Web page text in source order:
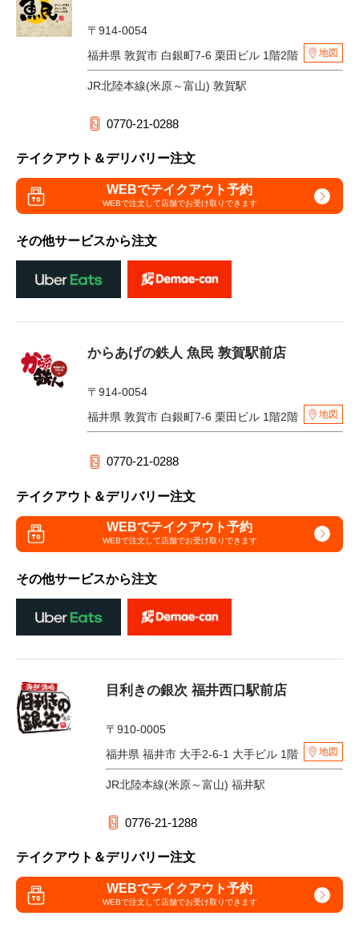
〒914-0054
福井県 敦賀市 白銀町7-6 栗田ビル 1階2階
地図
JR北陸本線(米原～富山) 敦賀駅
0770-21-0288
テイクアウト＆デリバリー注文
WEBでテイクアウト予約
WEBで注文して店舗でお受け取りできます
その他サービスから注文
からあげの鉄人 魚民 敦賀駅前店
〒914-0054
福井県 敦賀市 白銀町7-6 栗田ビル 1階2階
地図
0770-21-0288
テイクアウト＆デリバリー注文
WEBでテイクアウト予約
WEBで注文して店舗でお受け取りできます
その他サービスから注文
目利きの銀次 福井西口駅前店
〒910-0005
福井県 福井市 大手2-6-1 大手ビル 1階
地図
JR北陸本線(米原～富山) 福井駅
0776-21-1288
テイクアウト＆デリバリー注文
WEBでテイクアウト予約
WEBで注文して店舗でお受け取りできます